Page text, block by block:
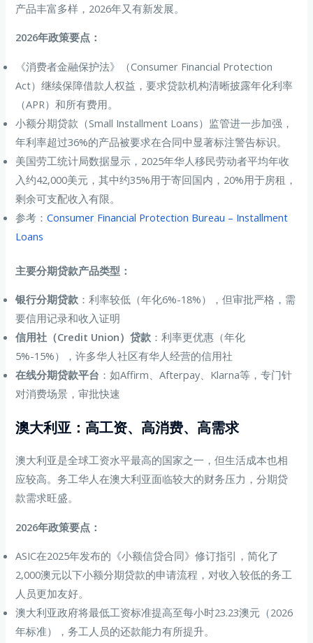
产品丰富多样，2026年又有新发展。
2026年政策要点：
《消费者金融保护法》（Consumer Financial Protection
Act）继续保障借款人权益，要求贷款机构清晰披露年化利率
（APR）和所有费用。
小额分期贷款（Small Installment Loans）监管进一步加强，
年利率超过36%的产品被要求在合同中显著标注警告标识。
美国劳工统计局数据显示，2025年华人移民劳动者平均年收
入约42,000美元，其中约35%用于寄回国内，20%用于房租，
剩余可支配收入有限。
参考：Consumer Financial Protection Bureau – Installment
Loans
主要分期贷款产品类型：
银行分期贷款 ：利率较低（年化6%-18%），但审批严格，需
要信用记录和收入证明
信用社（Credit Union）贷款 ：利率更优惠（年化
5%-15%），许多华人社区有华人经营的信用社
在线分期贷款平台 ：如Affirm、Afterpay、Klarna等，专门针
对消费场景，审批快速
澳大利亚：高工资、高消费、高需求
澳大利亚是全球工资水平最高的国家之一，但生活成本也相
应较高。务工华人在澳大利亚面临较大的财务压力，分期贷
款需求旺盛。
2026年政策要点：
ASIC在2025年发布的《小额信贷合同》修订指引，简化了
2,000澳元以下小额分期贷款的申请流程，对收入较低的务工
人员更加友好。
澳大利亚政府将最低工资标准提高至每小时23.23澳元（2026
年标准），务工人员的还款能力有所提升。